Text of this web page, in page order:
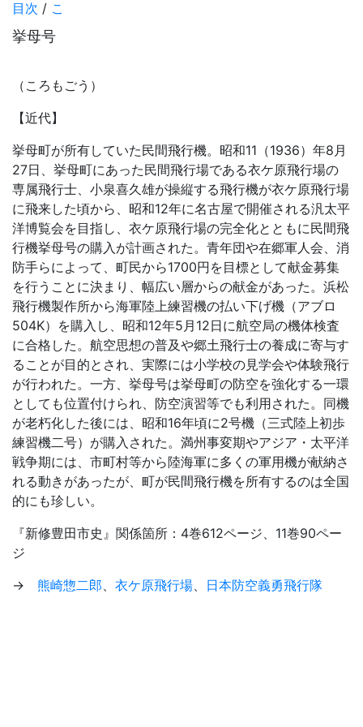
目次 / こ
挙母号
（ころもごう）
【近代】
挙母町が所有していた民間飛行機。昭和11（1936）年8月
27日、挙母町にあった民間飛行場である衣ケ原飛行場の
専属飛行士、小泉喜久雄が操縦する飛行機が衣ケ原飛行場
に飛来した頃から、昭和12年に名古屋で開催される汎太平
洋博覧会を目指し、衣ケ原飛行場の完全化とともに民間飛
行機挙母号の購入が計画された。青年団や在郷軍人会、消
防手らによって、町民から1700円を目標として献金募集
を行うことに決まり、幅広い層からの献金があった。浜松
飛行機製作所から海軍陸上練習機の払い下げ機（アブロ
504K）を購入し、昭和12年5月12日に航空局の機体検査
に合格した。航空思想の普及や郷土飛行士の養成に寄与す
ることが目的とされ、実際には小学校の見学会や体験飛行
が行われた。一方、挙母号は挙母町の防空を強化する一環
としても位置付けられ、防空演習等でも利用された。同機
が老朽化した後には、昭和16年頃に2号機（三式陸上初歩
練習機二号）が購入された。満州事変期やアジア・太平洋
戦争期には、市町村等から陸海軍に多くの軍用機が献納さ
れる動きがあったが、町が民間飛行機を所有するのは全国
的にも珍しい。
『新修豊田市史』関係箇所：4巻612ページ、11巻90ペー
ジ
→ 熊崎惣二郎、 衣ケ原飛行場、 日本防空義勇飛行隊